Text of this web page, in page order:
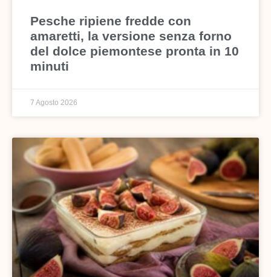
Pesche ripiene fredde con
amaretti, la versione senza forno
del dolce piemontese pronta in 10
minuti
7 Agosto 2026